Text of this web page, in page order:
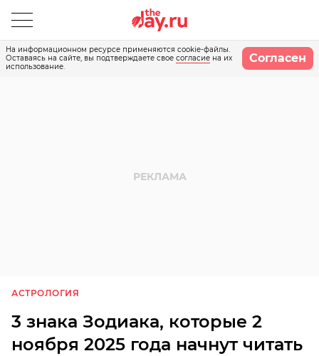
На информационном ресурсе применяются cookie-файлы.
Оставаясь на сайте, вы подтверждаете свое согласие на их
использование.
Согласен
АСТРОЛОГИЯ
3 знака Зодиака, которые 2
ноября 2025 года начнут читать